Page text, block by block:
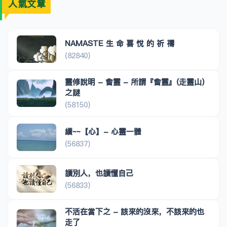
人氣文章
NAMASTE 生 命 喜 悅 的 祈 禱
(82840)
靈修說明 - 會靈 - 所謂『會靈』(走靈山)
之謎
(58150)
續~~【心】- 心靈一體
(56837)
讀別人，也讀懂自己
(56833)
不活在當下之 - 該來的沒來，不該來的也
走了